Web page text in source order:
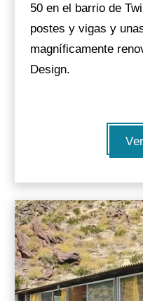
50 en el barrio de
postes y vigas y
magníficamente
Design.